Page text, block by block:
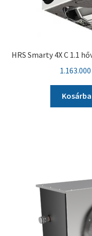
HRS Smarty 4X C 1.1
1.163.000